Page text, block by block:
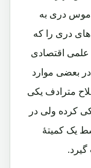
دری به
های دری را که
اقتصادی
در بعضی موارد
مترادف یکی
کرده ولی در
یک کمیتۀ